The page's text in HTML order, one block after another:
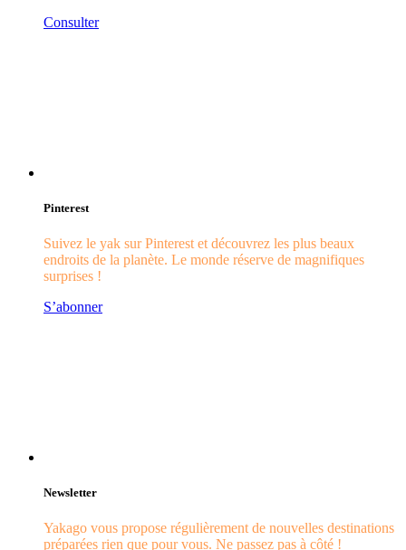
Consulter
Pinterest
Suivez le yak sur Pinterest et découvrez les plus beaux
endroits de la planète. Le monde réserve de magnifiques
surprises !
S’abonner
Newsletter
Yakago vous propose régulièrement de nouvelles destinations
préparées rien que pour vous. Ne passez pas à côté !